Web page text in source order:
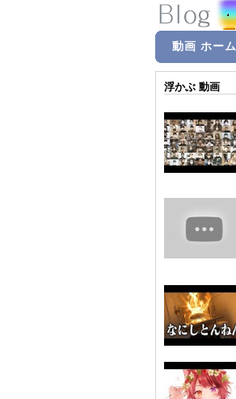
動画 ホーム
浮かぶ 動画